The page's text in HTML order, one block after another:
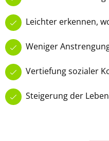
Leichter erkennen,
Weniger
Vertiefung sozialer
Steigerung der